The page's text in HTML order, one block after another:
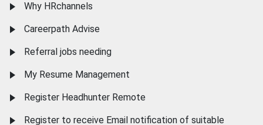
Why HRchannels
Careerpath Advise
Referral jobs needing
My Resume Management
Register Headhunter Remote
Register to receive Email notification of suitable